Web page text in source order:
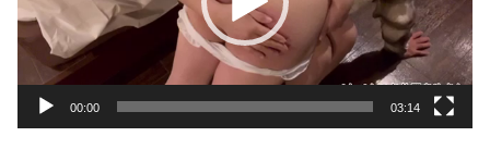
ー
ヤ
00:00 03:14